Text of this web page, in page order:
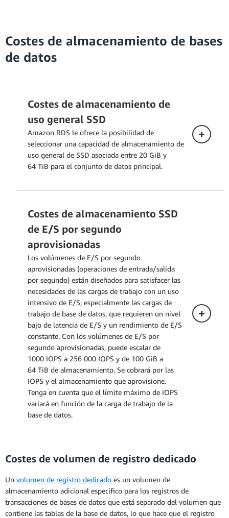
Costes de almacenamiento de bases
de datos
Costes de almacenamiento de
uso general SSD
Amazon RDS le ofrece la posibilidad de
seleccionar una capacidad de almacenamiento de
uso general de SSD asociada entre 20 GiB y
64 TiB para el conjunto de datos principal.
Despliegue single-AZ
Los siguientes precios se aplican a una
instancia de base de datos implementada
en una única zona de disponibilidad.
Despliegue multi-AZ (una instancia en
espera)
Despliegue multi-AZ (dos instancias
en espera legibles)
Costes de almacenamiento SSD
de E/S por segundo
aprovisionadas
Los volúmenes de E/S por segundo
aprovisionadas (operaciones de entrada/salida
por segundo) están diseñados para satisfacer las
necesidades de las cargas de trabajo con un uso
intensivo de E/S, especialmente las cargas de
trabajo de base de datos, que requieren un nivel
bajo de latencia de E/S y un rendimiento de E/S
constante. Con los volúmenes de E/S por
segundo aprovisionadas, puede escalar de
1000 IOPS a 256 000 IOPS y de 100 GiB a
64 TiB de almacenamiento. Se cobrará por las
IOPS y el almacenamiento que aprovisione.
Tenga en cuenta que el límite máximo de IOPS
variará en función de la carga de trabajo de la
base de datos.
Despliegue single-AZ
Los siguientes precios se aplican a una
instancia de base de datos implementada
en una única zona de disponibilidad.
Costes de volumen de registro dedicado
Un volumen de registro dedicado es un volumen de
almacenamiento adicional específico para los registros de
transacciones de bases de datos que está separado del volumen que
contiene las tablas de la base de datos, lo que hace que el registro